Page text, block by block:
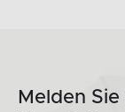
Melden